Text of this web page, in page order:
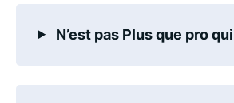
N’est pas Plus que pro